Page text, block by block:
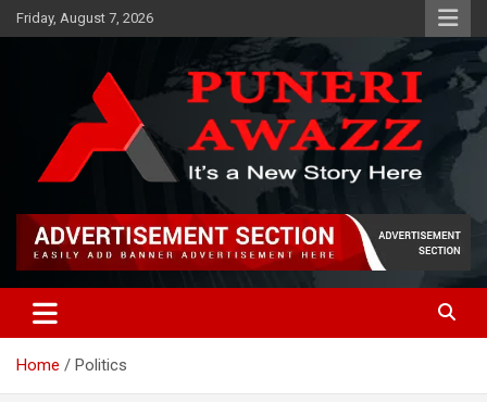
Skip
to
Friday, August 7, 2026
Puneri Awazz
Home Politics